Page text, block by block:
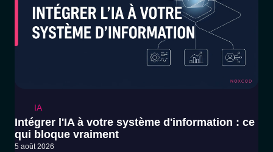
IA
Intégrer l'IA à votre système d'information : ce
qui bloque vraiment
5 août 2026